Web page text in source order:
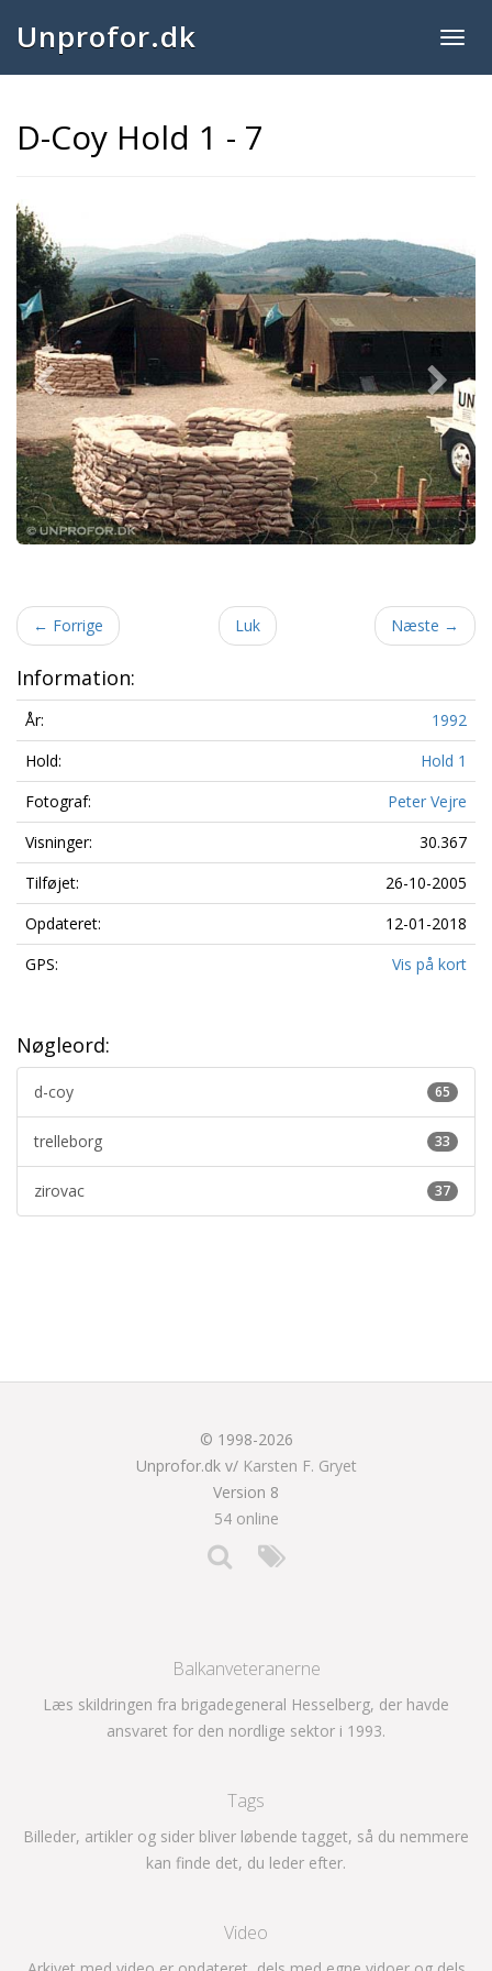
Unprofor.dk
D-Coy Hold 1 - 7
Previous
← Forrige Luk Næste →
Information:
År:
1992
Hold:
Hold 1
Fotograf:
Peter Vejre
Visninger:
30.367
Tilføjet:
26-10-2005
Opdateret:
12-01-2018
GPS:
Vis på kort
Nøgleord:
65
d-coy
33
trelleborg
37
zirovac
© 1998-2026
Unprofor.dk v/ Karsten F. Gryet
Version 8
54 online
Balkanveteranerne
Læs skildringen fra brigadegeneral Hesselberg, der havde
ansvaret for den nordlige sektor i 1993.
Tags
Billeder, artikler og sider bliver løbende tagget, så du nemmere
kan finde det, du leder efter.
Video